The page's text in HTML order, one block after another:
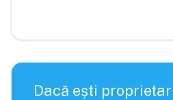
Dacă ești